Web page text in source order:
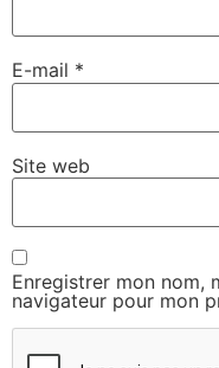
E-mail *
Site web
Enregistrer mon nom,
navigateur pour mon